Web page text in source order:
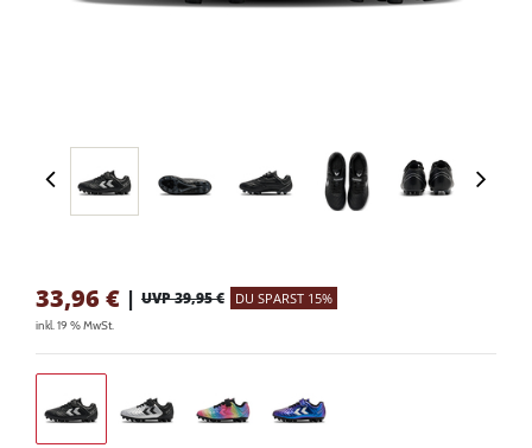
33,96 € | UVP 39,95 € DU SPARST 15%
inkl. 19 % MwSt.